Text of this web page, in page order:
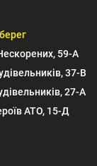
59-А
37-В
27-А
АТО, 15-Д